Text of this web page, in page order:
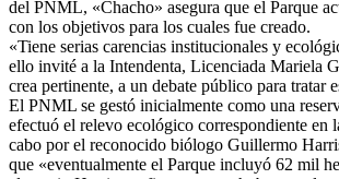
del PNML, «Chacho» asegura que el Parque
con los objetivos para los cuales fue creado.
«Tiene serias carencias institucionales y
ello invité a la Intendenta, Licenciada Mariela
crea pertinente, a un debate público para tratar
El PNML se gestó inicialmente como una
efectuó el relevo ecológico correspondiente en
cabo por el reconocido biólogo Guillermo
que «eventualmente el Parque incluyó 62 mil